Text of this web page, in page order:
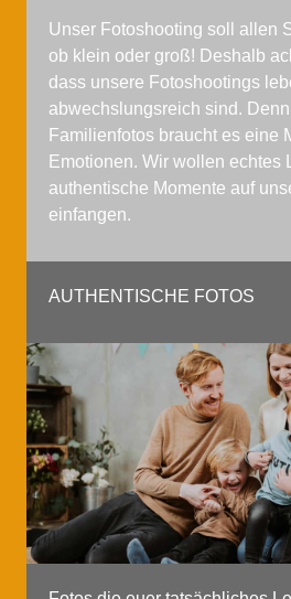
Unser Fotoshooting soll allen
ob klein oder groß! Deshalb
dass unsere Fotoshootings
abwechslungsreich sind.
Familienfotos braucht es eine
Emotionen. Wir wollen echtes
authentische Momente auf
einfangen.
AUTHENTISCHE FOTOS